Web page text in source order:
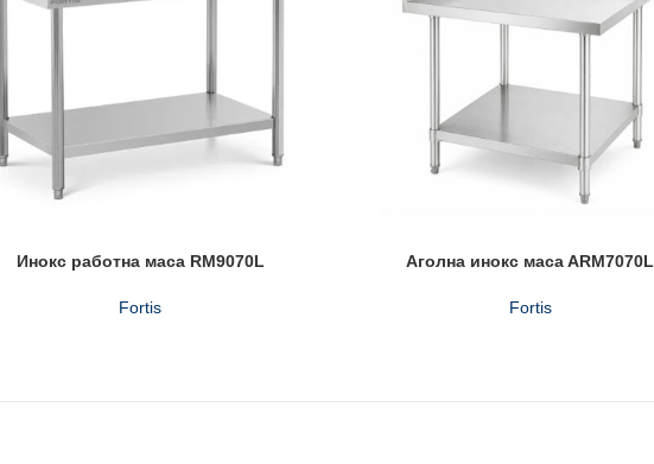
Инокс работна маса RM9070L
Fortis
Аголнa инокс масa ARM7070L
Fortis